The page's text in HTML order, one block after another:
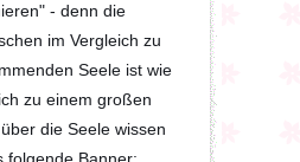
- denn die
im Vergleich zu
Seele ist wie
zu einem großen
die Seele wissen